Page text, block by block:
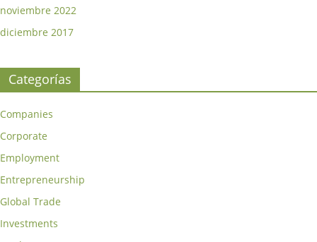
noviembre 2022
diciembre 2017
Categorías
Companies
Corporate
Employment
Entrepreneurship
Global Trade
Investments